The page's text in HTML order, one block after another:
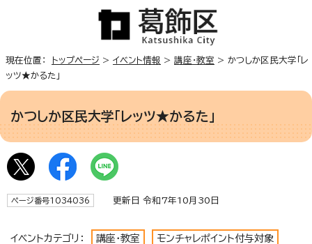
現在位置： トップページ > イベント情報 > 講座・教室 > かつしか区民大学「レ
ッツ★かるた」
かつしか区民大学「レッツ★かるた」
ページ番号1034036 更新日 令和7年10月30日
イベントカテゴリ： 講座・教室 モンチャレポイント付与対象